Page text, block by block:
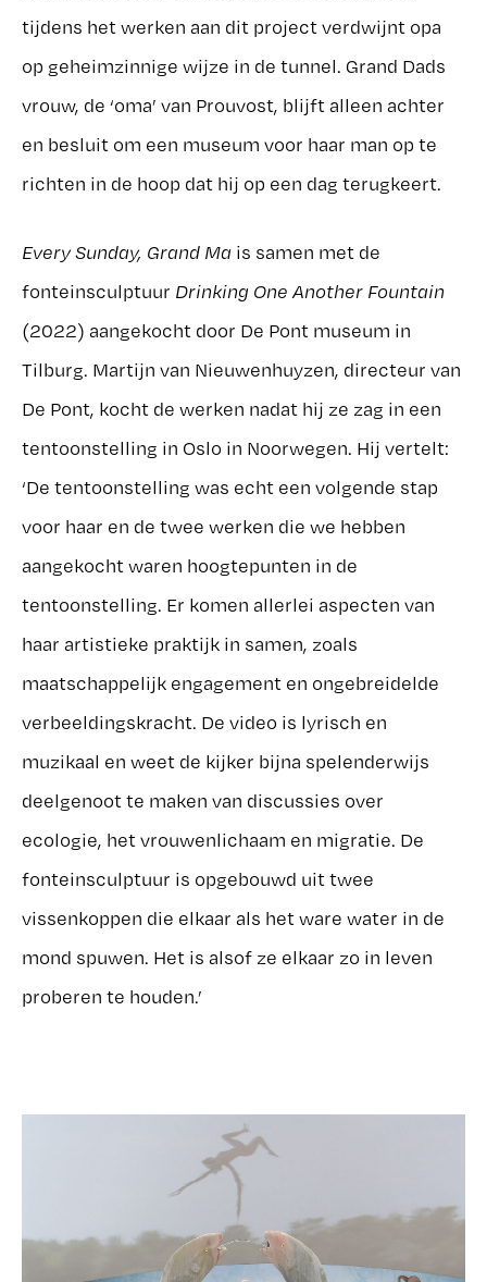
tijdens het werken aan dit project verdwijnt opa
op geheimzinnige wijze in de tunnel. Grand Dads
vrouw, de ‘oma’ van Prouvost, blijft alleen achter
en besluit om een museum voor haar man op te
richten in de hoop dat hij op een dag terugkeert.
Every Sunday, Grand Ma is samen met de
fonteinsculptuur Drinking One Another Fountain
(2022) aangekocht door De Pont museum in
Tilburg. Martijn van Nieuwenhuyzen, directeur van
De Pont, kocht de werken nadat hij ze zag in een
tentoonstelling in Oslo in Noorwegen. Hij vertelt:
‘De tentoonstelling was echt een volgende stap
voor haar en de twee werken die we hebben
aangekocht waren hoogtepunten in de
tentoonstelling. Er komen allerlei aspecten van
haar artistieke praktijk in samen, zoals
maatschappelijk engagement en ongebreidelde
verbeeldingskracht. De video is lyrisch en
muzikaal en weet de kijker bijna spelenderwijs
deelgenoot te maken van discussies over
ecologie, het vrouwenlichaam en migratie. De
fonteinsculptuur is opgebouwd uit twee
vissenkoppen die elkaar als het ware water in de
mond spuwen. Het is alsof ze elkaar zo in leven
proberen te houden.’